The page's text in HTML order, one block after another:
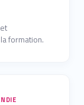
formation.